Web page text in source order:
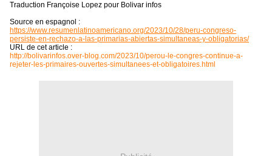
Traduction Françoise Lopez pour Bolivar infos
Source en espagnol :
https://www.resumenlatinoamericano.org/2023/10/28/peru-congreso-
persiste-en-rechazo-a-las-primarias-abiertas-simultaneas-y-obligatorias/
URL de cet article :
http://bolivarinfos.over-blog.com/2023/10/perou-le-congres-continue-a-
rejeter-les-primaires-ouvertes-simultanees-et-obligatoires.html